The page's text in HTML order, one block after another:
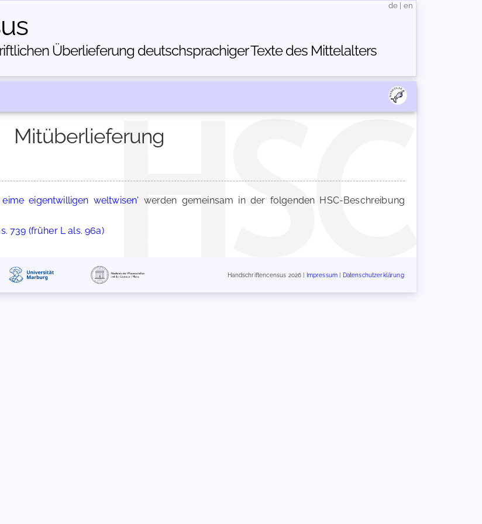
Über­lieferung deutschsprachiger Texte des Mittelalters
de en
Mitüberlieferung
eigentwilligen weltwisen' werden gemeinsam in der folgenden HSC-Beschreibung
739 (früher L als. 96a)
Handschriftencensus 2026 | Impressum Datenschutzerklärung